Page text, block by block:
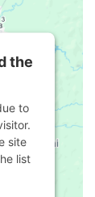
the
to
site
list